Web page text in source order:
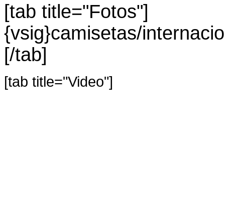
[tab title="Fotos"]
{vsig}camisetas/
[/tab]
[tab title="Video"]